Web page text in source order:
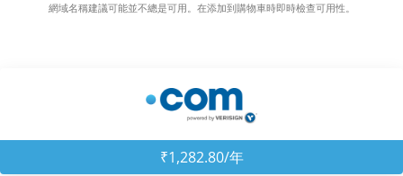
網域名稱建議可能並不總是可用。在添加到購物車時即時檢查可用性。
₹1,282.80/年